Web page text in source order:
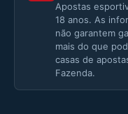
Apostas
18 anos. As
não garantem
mais do que
casas de
Fazenda.